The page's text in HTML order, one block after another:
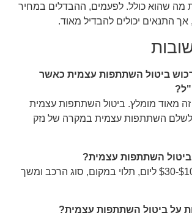
מה שהוא כולל. לפעמים, ההבדלים במחיר
אך התנאים יכולים להבדיל מאוד.
ביטול השתתפות עצמית כאשר
מאוד מומלץ. ביטול השתתפות עצמית
השתתפות עצמית במקרה של נזק
השתתפות עצמית?
ת: המחיר נע בין $10-$30 ליום, תלוי במקום, סוג הרכב ומשך
על ביטול השתתפות עצמית?